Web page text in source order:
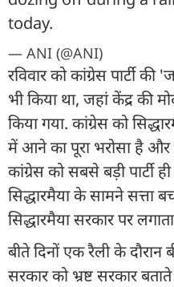
today.
— ANI (@ANI)
रविवार को कांग्रेस पार्टी
भी किया था, जहां केंद्र की
किया गया. कांग्रेस को
में आने का पूरा भरोसा है
कांग्रेस को सबसे बड़ी पार्टी
सिद्धारमैया के सामने सत्ता
सिद्धारमैया सरकार पर
बीते दिनों एक रैली के दौरान
सरकार को भ्रष्ट सरकार